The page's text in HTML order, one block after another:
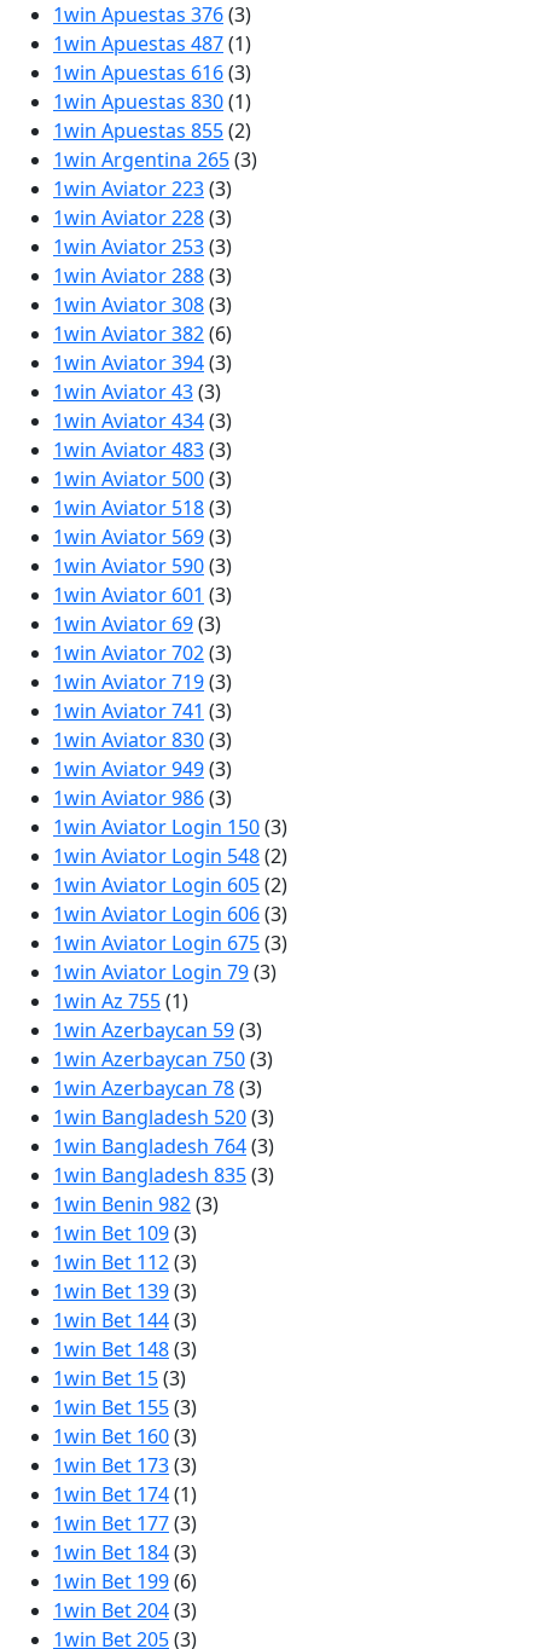
1win Apuestas 376(3)
1win Apuestas 487(1)
1win Apuestas 616(3)
1win Apuestas 830(1)
1win Apuestas 855(2)
1win Argentina 265(3)
1win Aviator 223(3)
1win Aviator 228(3)
1win Aviator 253(3)
1win Aviator 288(3)
1win Aviator 308(3)
1win Aviator 382(6)
1win Aviator 394(3)
1win Aviator 43(3)
1win Aviator 434(3)
1win Aviator 483(3)
1win Aviator 500(3)
1win Aviator 518(3)
1win Aviator 569(3)
1win Aviator 590(3)
1win Aviator 601 (3)
1win Aviator 69(3)
1win Aviator 702(3)
1win Aviator 719(3)
1win Aviator 741 (3)
1win Aviator 830(3)
1win Aviator 949(3)
1win Aviator 986(3)
1win Aviator Login 150(3)
1win Aviator Login 548(2)
1win Aviator Login 605(2)
1win Aviator Login 606(3)
1win Aviator Login 675(3)
1win Aviator Login 79(3)
1win Az 755(1)
1win Azerbaycan 59(3)
1win Azerbaycan 750(3)
1win Azerbaycan 78(3)
1win Bangladesh 520(3)
1win Bangladesh 764(3)
1win Bangladesh 835(3)
1win Benin 982(3)
1win Bet 109(3)
1win Bet 112(3)
1win Bet 139(3)
1win Bet 144(3)
1win Bet 148(3)
1win Bet 15(3)
1win Bet 155(3)
1win Bet 160(3)
1win Bet 173(3)
1win Bet 174(1)
1win Bet 177(3)
1win Bet 184(3)
1win Bet 199(6)
1win Bet 204(3)
1win Bet 205(3)